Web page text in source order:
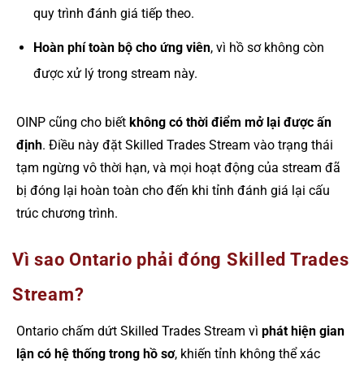
quy trình đánh giá tiếp theo.
Hoàn phí toàn bộ cho ứng viên, vì hồ sơ không còn
được xử lý trong stream này.
OINP cũng cho biết không có thời điểm mở lại được ấn
định. Điều này đặt Skilled Trades Stream vào trạng thái
tạm ngừng vô thời hạn, và mọi hoạt động của stream đã
bị đóng lại hoàn toàn cho đến khi tỉnh đánh giá lại cấu
trúc chương trình.
Vì sao Ontario phải đóng Skilled Trades
Stream?
Ontario chấm dứt Skilled Trades Stream vì phát hiện gian
lận có hệ thống trong hồ sơ, khiến tỉnh không thể xác